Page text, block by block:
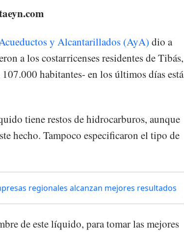
y Alcantarillados (AyA) dio a
a los costarricenses residentes de Tibás,
habitantes- en los últimos días está
tiene restos de hidrocarburos, aunque
hecho. Tampoco especificaron el tipo de
regionales alcanzan mejores resultados
de este líquido, para tomar las mejores